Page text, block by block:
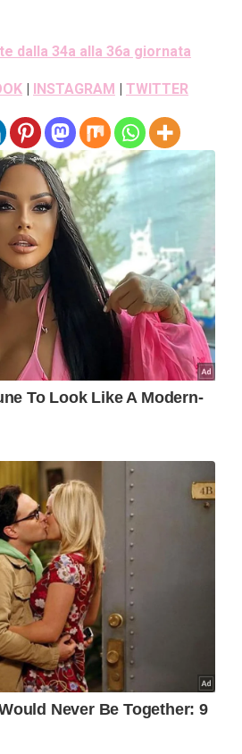
dalla 34a alla 36a giornata
| INSTAGRAM | TWITTER